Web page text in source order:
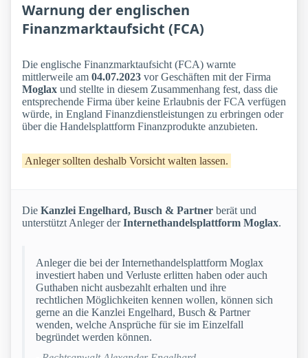
Warnung der englischen
Finanzmarktaufsicht (FCA)
Die englische Finanzmarktaufsicht (FCA) warnte
mittlerweile am 04.07.2023 vor Geschäften mit der Firma
Moglax und stellte in diesem Zusammenhang fest, dass die
entsprechende Firma über keine Erlaubnis der FCA verfügen
würde, in England Finanzdienstleistungen zu erbringen oder
über die Handelsplattform Finanzprodukte anzubieten.
Anleger sollten deshalb Vorsicht walten lassen.
Die Kanzlei Engelhard, Busch & Partner berät und
unterstützt Anleger derInternethandelsplattform Moglax.
Anleger die bei der Internethandelsplattform Moglax
investiert haben und Verluste erlitten haben oder auch
Guthaben nicht ausbezahlt erhalten und ihre
rechtlichen Möglichkeiten kennen wollen, können sich
gerne an die Kanzlei Engelhard, Busch & Partner
wenden, welche Ansprüche für sie im Einzelfall
begründet werden können.